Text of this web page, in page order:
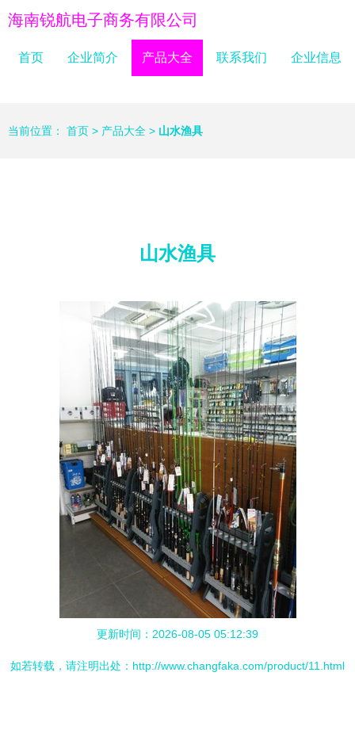
海南锐航电子商务有限公司
首页 企业简介 产品大全 联系我们 企业信息
当前位置： 首页 > 产品大全 > 山水渔具
山水渔具
更新时间：2026-08-05 05:12:39
如若转载，请注明出处：http://www.changfaka.com/product/11.html